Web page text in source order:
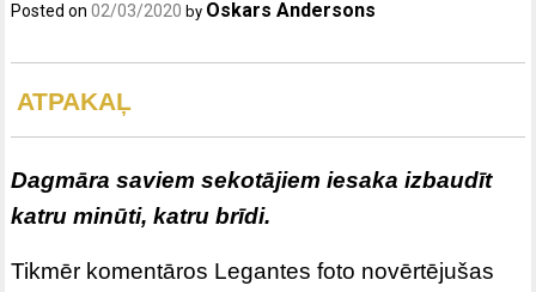
Posted on02/03/2020 by Oskars Andersons
ATPAKAĻ
Dagmāra saviem sekotājiem iesaka izbaudīt
katru minūti, katru brīdi.
Tikmēr komentāros Legantes foto novērtējušas